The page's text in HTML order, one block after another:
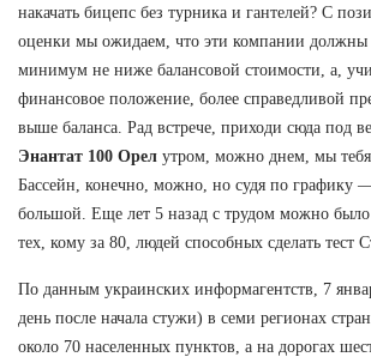
накачать бицепс без турника и гантелей? С
оценки мы ожидаем, что эти компании должны
минимум не ниже балансовой стоимости, а,
финансовое положение, более справедливой
выше баланса. Рад встрече, приходи сюда под
Энантат 100 Орел утром, можно днем, мы тебя
Бассейн, конечно, можно, но судя по графику —
большой. Еще лет 5 назад с трудом можно было
тех, кому за 80, людей способных сделать тест
По данным украинских информагентств, 7
день после начала стужи) в семи регионах
около 70 населенных пунктов, а на дорогах